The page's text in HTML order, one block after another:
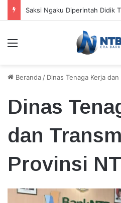
Menu
Beranda / Dinas Tenaga Kerja
Dinas
dan
Provinsi